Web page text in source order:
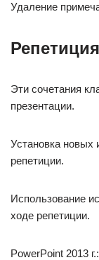
Удаление
Эти сочетания
презентации.
Установка новых
репетиции.
Использование
ходе репетиции.
PowerPoint 2013